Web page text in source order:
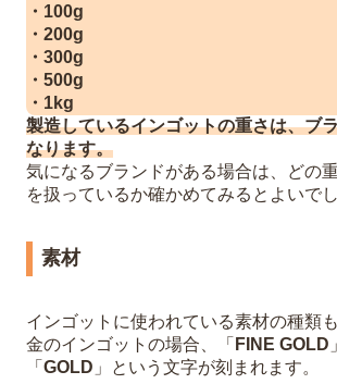
・100g
・200g
・300g
・500g
・1kg
製造しているインゴットの重さは、ブ
なります。
気になるブランドがある場合は、どの
を扱っているか確かめてみるとよいでし
素材
インゴットに使われている素材の種類
金のインゴットの場合、「 FINE GOLD
「 GOLD 」という文字が刻まれます。